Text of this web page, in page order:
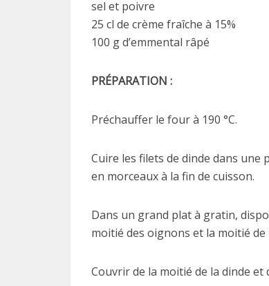
sel et poivre
25 cl de crème fraîche à 15%
100 g d’emmental râpé
PRÉPARATION :
Préchauffer le four à 190 °C.
Cuire les filets de dinde dans une
en morceaux à la fin de cuisson.
Dans un grand plat à gratin,
moitié des oignons et la moitié de
Couvrir de la moitié de la dinde